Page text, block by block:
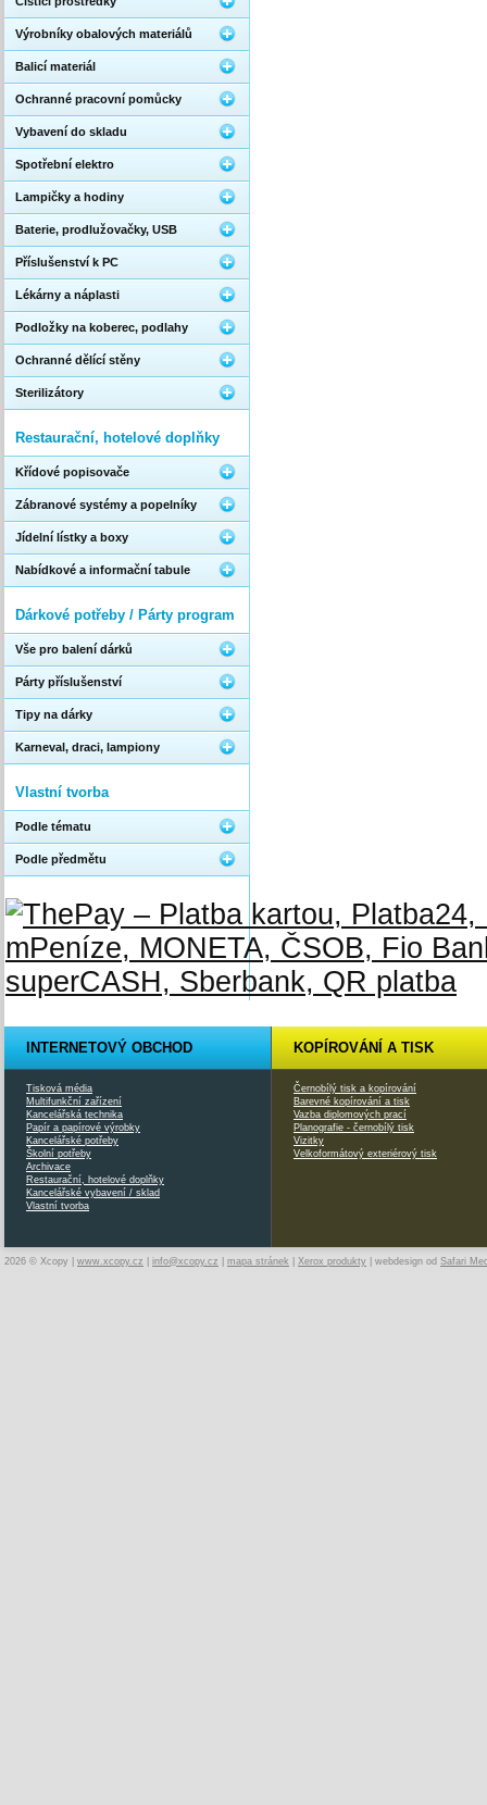
Výrobníky obalových materiálů
Balicí materiál
Ochranné pracovní pomůcky
Vybavení do skladu
Spotřební elektro
Lampičky a hodiny
Baterie, prodlužovačky, USB
Příslušenství k PC
Lékárny a náplasti
Podložky na koberec, podlahy
Ochranné dělící stěny
Sterilizátory
Restaurační, hotelové doplňky
Křídové popisovače
Zábranové systémy a popelníky
Jídelní lístky a boxy
Nabídkové a informační tabule
Dárkové potřeby / Párty program
Vše pro balení dárků
Párty příslušenství
Tipy na dárky
Karneval, draci, lampiony
Vlastní tvorba
Podle tématu
Podle předmětu
INTERNETOVÝ OBCHOD
Tisková média
Multifunkční zařízení
Kancelářská technika
Papír a papírové výrobky
Kancelářské potřeby
Školní potřeby
Archivace
Restaurační, hotelové doplňky
Kancelářské vybavení / sklad
Vlastní tvorba
KOPÍROVÁNÍ A TISK
Černobílý tisk a kopírování
Barevné kopírování a tisk
Vazba diplomových prací
Planografie - černobílý tisk
Vizitky
Velkoformátový exteriérový tisk
2026 © Xcopy | www.xcopy.cz info@xcopy.cz mapa stránek Xerox produkty | webdesign od Safari